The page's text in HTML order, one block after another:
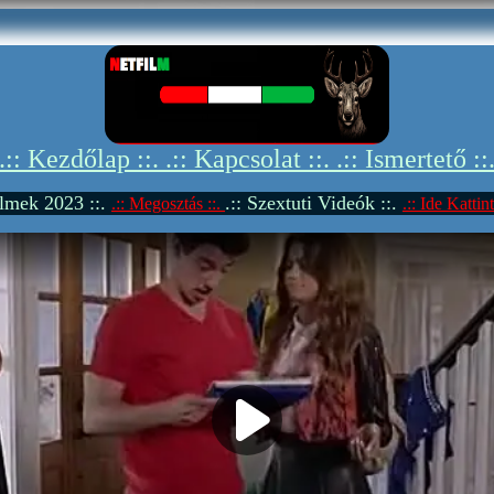
.:: Kezdőlap ::. .:: Kapcsolat ::. .:: Ismertető ::.
2023 ::. .:: Megosztás ::. .:: Szextuti Videók ::. .:: Ide